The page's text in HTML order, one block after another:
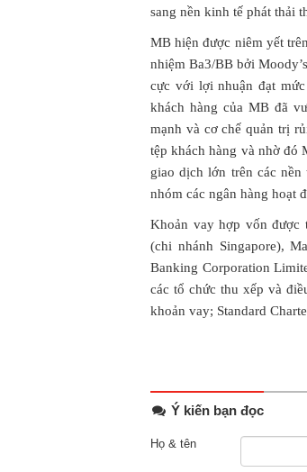
sang nền kinh tế phát thải
MB hiện được niêm yết
nhiệm Ba3/BB bởi
cực với lợi nhuận đạt
khách hàng của MB đã
mạnh và cơ chế quản trị
tệp khách hàng và nhờ đó
giao dịch lớn trên các
nhóm các ngân hàng hoạt
Khoản vay hợp vốn được
(chi nhánh Singapore),
Banking Corporation
các tổ chức thu xếp và
khoản vay; Standard
Ý kiến bạn đọc
Họ & tên